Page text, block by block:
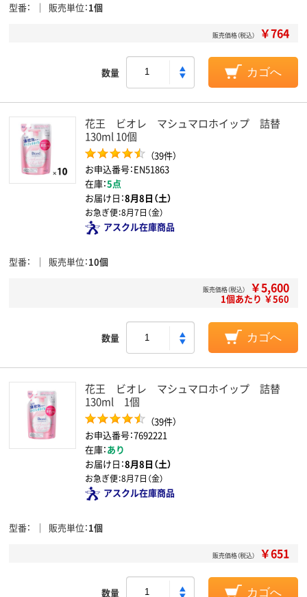
型番 販売単位 1個
販売価格（税込） ￥764
数量 カゴへ
花王 ビオレ マシュマロホイップ 詰替
130ml 10個
（39件）
お申込番号：EN51863
在庫：5点
お届け日：8月8日（土）
お急ぎ便：8月7日（金）
アスクル在庫商品
型番 販売単位 10個
販売価格（税込） ￥5,600
1個あたり ￥560
数量 カゴへ
花王 ビオレ マシュマロホイップ 詰替
130ml 1個
（39件）
お申込番号：7692221
在庫：あり
お届け日：8月8日（土）
お急ぎ便：8月7日（金）
アスクル在庫商品
型番 販売単位 1個
販売価格（税込） ￥651
数量 カゴへ